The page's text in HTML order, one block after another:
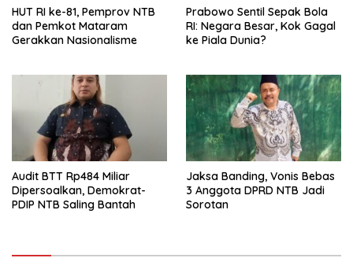
HUT RI ke-81, Pemprov NTB
dan Pemkot Mataram
Gerakkan Nasionalisme
Prabowo Sentil Sepak Bola
RI: Negara Besar, Kok Gagal
ke Piala Dunia?
Audit BTT Rp484 Miliar
Dipersoalkan, Demokrat-
PDIP NTB Saling Bantah
Jaksa Banding, Vonis Bebas
3 Anggota DPRD NTB Jadi
Sorotan